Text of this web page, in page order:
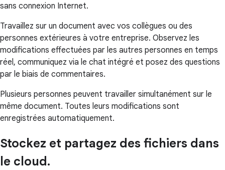
sans connexion Internet.
Travaillez sur un document avec vos collègues ou des
personnes extérieures à votre entreprise. Observez les
modifications effectuées par les autres personnes en temps
réel, communiquez via le chat intégré et posez des questions
par le biais de commentaires.
Plusieurs personnes peuvent travailler simultanément sur le
même document. Toutes leurs modifications sont
enregistrées automatiquement.
Stockez et partagez des fichiers dans
le cloud.